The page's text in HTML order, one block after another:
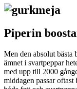
Piperin
Men den absolut bästa
ämnet i svartpeppar
med upp till 2000
middagen passar